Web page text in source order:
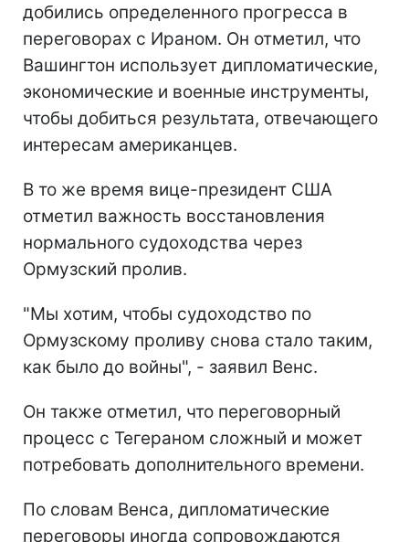
добились определенного прогресса в
переговорах с Ираном. Он отметил, что
Вашингтон использует дипломатические,
экономические и военные инструменты,
чтобы добиться результата, отвечающего
интересам американцев.
В то же время вице-президент США
отметил важность восстановления
нормального судоходства через
Ормузский пролив.
"Мы хотим, чтобы судоходство по
Ормузскому проливу снова стало таким,
как было до войны", - заявил Венс.
Он также отметил, что переговорный
процесс с Тегераном сложный и может
потребовать дополнительного времени.
По словам Венса, дипломатические
переговоры иногда сопровождаются